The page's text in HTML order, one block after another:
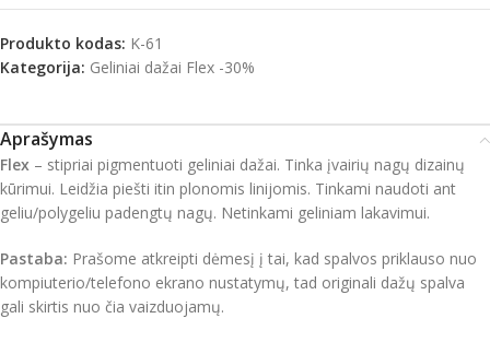
Produkto kodas: K-61
Kategorija: Geliniai dažai Flex -30%
Aprašymas
Flex – stipriai pigmentuoti geliniai dažai. Tinka įvairių nagų dizainų
kūrimui. Leidžia piešti itin plonomis linijomis. Tinkami naudoti ant
geliu/polygeliu padengtų nagų. Netinkami geliniam lakavimui.
Pastaba: Prašome atkreipti dėmesį į tai, kad spalvos priklauso nuo
kompiuterio/telefono ekrano nustatymų, tad originali dažų spalva
gali skirtis nuo čia vaizduojamų.